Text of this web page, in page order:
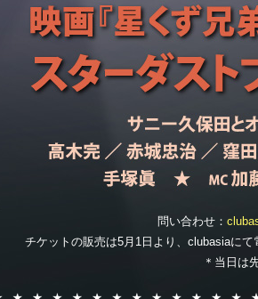
問い合わせ：
チケットの販売は5月1日より、clubasiaに
＊当日は